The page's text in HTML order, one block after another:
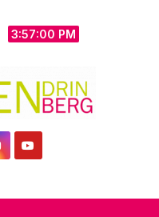
3:57:02 PM